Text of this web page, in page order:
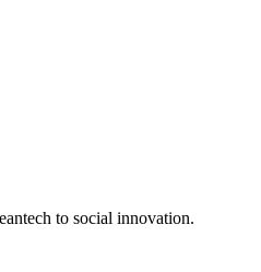
to social innovation.